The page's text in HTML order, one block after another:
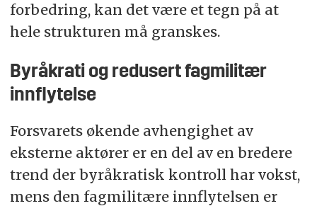
forbedring, kan det være et tegn på at
hele strukturen må granskes.
Byråkrati og redusert fagmilitær
innflytelse
Forsvarets økende avhengighet av
eksterne aktører er en del av en bredere
trend der byråkratisk kontroll har vokst,
mens den fagmilitære innflytelsen er